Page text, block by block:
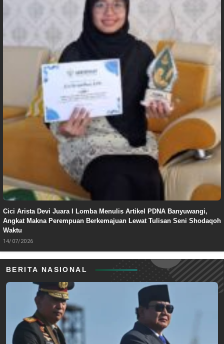
Cici Arista Devi Juara I Lomba Menulis Artikel PDNA Banyuwangi,
Angkat Makna Perempuan Berkemajuan Lewat Tulisan Seni Shodaqoh
Waktu
14/07/2026
BERITA NASIONAL